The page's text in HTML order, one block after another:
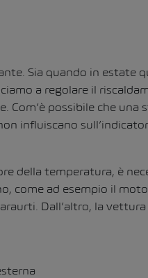
Sia quando in estate
a regolare il
Com’è possibile che una
influiscano
della temperatura, è
come ad esempio il
Dall’altro, la